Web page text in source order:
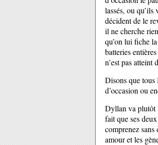
lassés, ou
décident de le
il ne cherche
qu’on lui fiche
batteries
n’est pas
Disons que tous
d’occasion ou
Dyllan va plutôt
fait que ses
comprenez sans
amour et les